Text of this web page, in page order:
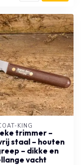
KING
trimmer –
staal – houten
– dikke en
vacht